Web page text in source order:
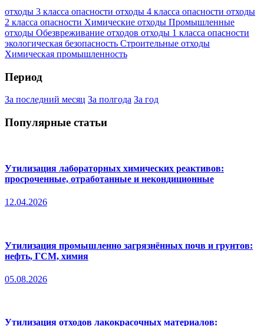
отходы 3 класса опасности отходы 4 класса опасности отходы
2 класса опасности Химические отходы Промышленные
отходы Обезвреживание отходов отходы 1 класса опасности
экологическая безопасность Строительные отходы
Химическая промышленность
Период
За последний месяц За полгода За год
Популярные статьи
Утилизация лабораторных химических реактивов:
просроченные, отработанные и некондиционные
12.04.2026
Утилизация промышленно загрязнённых почв и грунтов:
нефть, ГСМ, химия
05.08.2026
Утилизация отходов лакокрасочных материалов: